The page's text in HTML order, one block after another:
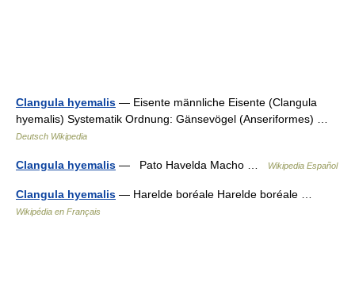
Clangula hyemalis — Eisente männliche Eisente (Clangula
hyemalis) Systematik Ordnung: Gänsevögel (Anseriformes) …
Deutsch Wikipedia
Clangula hyemalis — Pato Havelda Macho … Wikipedia Español
Clangula hyemalis — Harelde boréale Harelde boréale …
Wikipédia en Français